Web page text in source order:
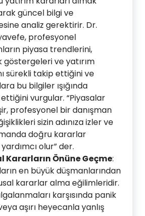
güncel bilgi ve
analiz gerektirir. Dr.
profesyonel
piyasa trendlerini,
göstergeleri ve yatırım
sürekli takip ettiğini ve
bu bilgiler ışığında
vurgular. “Piyasalar
profesyonel bir danışman
sizin adınıza izler ve
doğru kararlar
olur” der.
Kararların Önüne Geçme:
en büyük düşmanlarından
kararlar alma eğilimleridir.
karşısında panik
aşırı heyecanla yanlış